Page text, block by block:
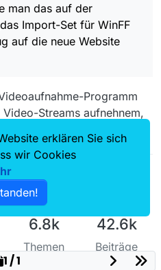
man das auf der
Import-Set für WinFF
auf die neue Website
Programm
Streams aufnehnem,
6.8k
Themen
42.6k
Beiträge
1 / 1
erklären Sie sich
wir Cookies